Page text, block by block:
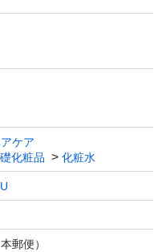
、ゆうパケットポスト
。
にお問い合わせ下さい。
す。
ケア
化粧品
化粧水
郵便）